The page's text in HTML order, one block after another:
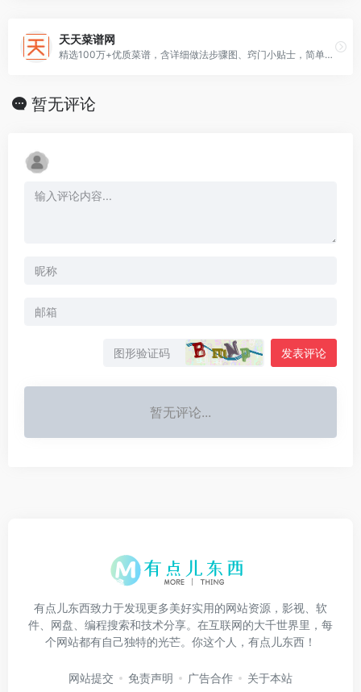
天天菜谱网
精选100万+优质菜谱，含详细做法步骤图、窍门小贴士，简单易做好吃。
暂无评论
发表评论
暂无评论...
有点儿东西致力于发现更多美好实用的网站资源，影视、软
件、网盘、编程搜索和技术分享。在互联网的大千世界里，每
个网站都有自己独特的光芒。你这个人，有点儿东西！
网站提交 免责声明 广告合作 关于本站